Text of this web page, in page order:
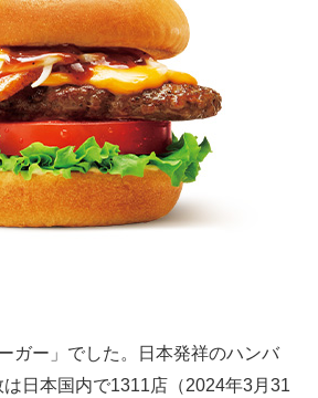
ガー」でした。日本発祥のハンバ
日本国内で1311店（2024年3月31